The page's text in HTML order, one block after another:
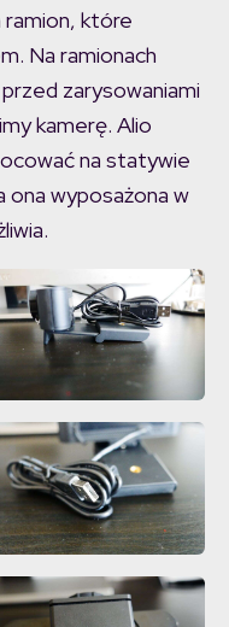
ramion, które
Na ramionach
zarysowaniami
kamerę. Alio
na statywie
ona wyposażona w